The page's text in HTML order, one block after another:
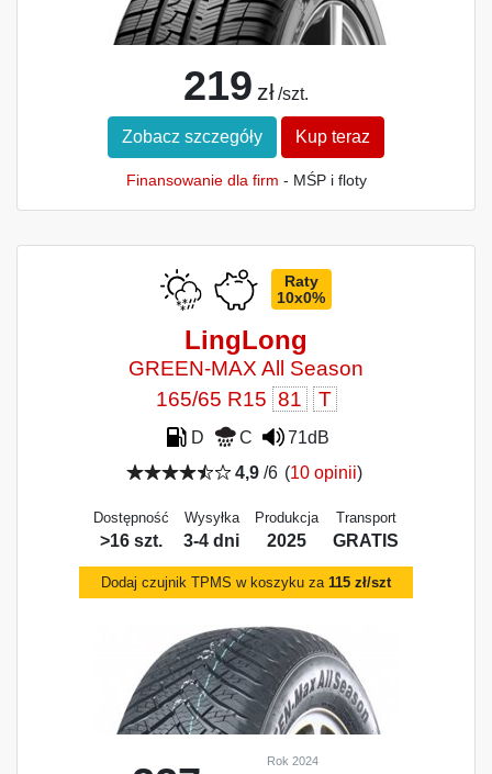
219 zł /szt.
Zobacz szczegóły Kup teraz
Finansowanie dla firm - MŚP i floty
Raty
10x0%
LingLong
GREEN-MAX All Season
165/65 R15 81 T
D C
71dB
4,9/6 (10 opinii)
Dostępność
>16 szt.
Wysyłka
3-4 dni
Produkcja
2025
Transport
GRATIS
Dodaj czujnik TPMS w koszyku za 115 zł/szt
Rok 2024